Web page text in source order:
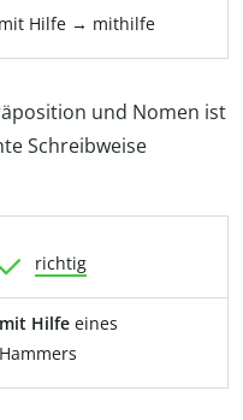
mit Hilfe → mithilfe
und Nomen ist
Schreibweise
richtig
mit Hilfe eines
Hammers